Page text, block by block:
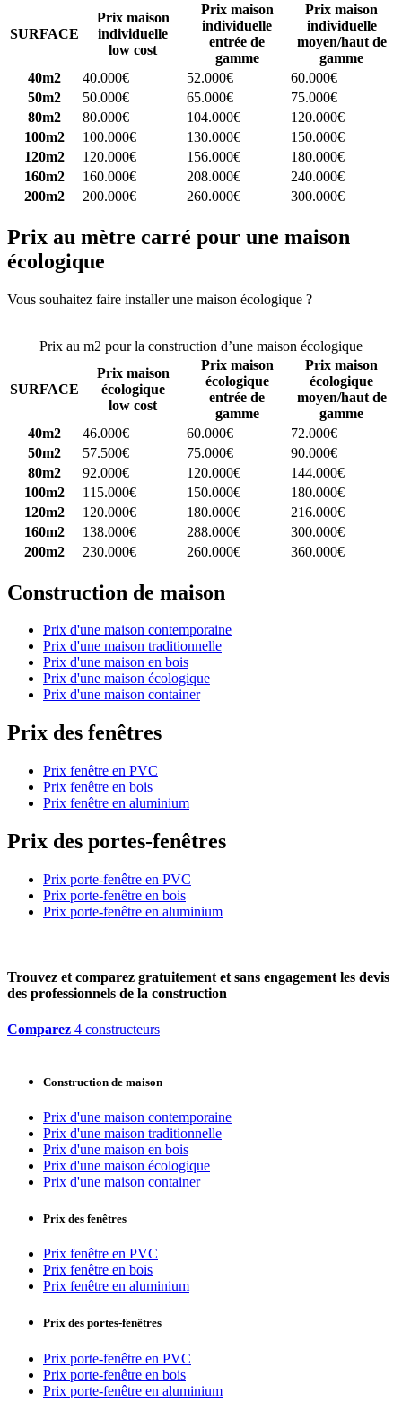
SURFACE
Prix maison
individuelle
low cost
Prix maison
individuelle
entrée de
gamme
Prix maison
individuelle
moyen/haut de
gamme
40m2
40.000€ 52.000€
60.000€
50m2
50.000€ 65.000€
75.000€
80m2
80.000€ 104.000€
120.000€
100m2
100.000€ 130.000€
150.000€
120m2
120.000€ 156.000€
180.000€
160m2
160.000€ 208.000€
240.000€
200m2
200.000€ 260.000€ 300.000€
Prix au mètre carré pour une maison
écologique
Vous souhaitez faire installer une maison écologique ?
Prix au m2 pour la construction d’une maison écologique
SURFACE
Prix maison
écologique
low cost
Prix maison
écologique
entrée de
gamme
Prix maison
écologique
moyen/haut de
gamme
40m2
46.000€ 60.000€
72.000€
50m2
57.500€ 75.000€
90.000€
80m2
92.000€ 120.000€
144.000€
100m2
115.000€ 150.000€
180.000€
120m2
120.000€ 180.000€
216.000€
160m2
138.000€ 288.000€
300.000€
200m2
230.000€ 260.000€ 360.000€
Construction de maison
Prix d'une maison contemporaine
Prix d'une maison traditionnelle
Prix d'une maison en bois
Prix d'une maison écologique
Prix d'une maison container
Prix des fenêtres
Prix fenêtre en PVC
Prix fenêtre en bois
Prix fenêtre en aluminium
Prix des portes-fenêtres
Prix porte-fenêtre en PVC
Prix porte-fenêtre en bois
Prix porte-fenêtre en aluminium
Trouvez et comparez gratuitement et sans engagement les devis
des professionnels de la construction
Comparez 4 constructeurs
Construction de maison
Prix d'une maison contemporaine
Prix d'une maison traditionnelle
Prix d'une maison en bois
Prix d'une maison écologique
Prix d'une maison container
Prix des fenêtres
Prix fenêtre en PVC
Prix fenêtre en bois
Prix fenêtre en aluminium
Prix des portes-fenêtres
Prix porte-fenêtre en PVC
Prix porte-fenêtre en bois
Prix porte-fenêtre en aluminium